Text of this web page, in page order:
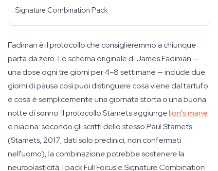
Signature Combination Pack
Fadiman è il protocollo che consiglieremmo a chiunque
parta da zero. Lo schema originale di James Fadiman —
una dose ogni tre giorni per 4–8 settimane — include due
giorni di pausa così puoi distinguere cosa viene dal tartufo
e cosa è semplicemente una giornata storta o una buona
notte di sonno. Il protocollo Stamets aggiungelion's mane
e niacina: secondo gli scritti dello stesso Paul Stamets
(Stamets, 2017; dati solo preclinici, non confermati
nell'uomo), la combinazione potrebbe sostenere la
neuroplasticità. I pack Full Focus e Signature Combination